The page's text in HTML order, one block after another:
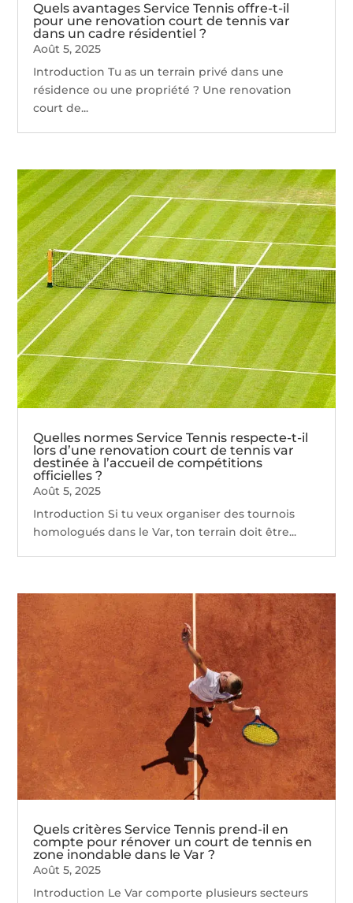
Quels avantages Service Tennis offre-t-il
pour une renovation court de tennis var
dans un cadre résidentiel ?
Août 5, 2025
Introduction Tu as un terrain privé dans une
résidence ou une propriété ? Une renovation
court de...
Quelles normes Service Tennis respecte-t-il
lors d’une renovation court de tennis var
destinée à l’accueil de compétitions
officielles ?
Août 5, 2025
Introduction Si tu veux organiser des tournois
homologués dans le Var, ton terrain doit être...
Quels critères Service Tennis prend-il en
compte pour rénover un court de tennis en
zone inondable dans le Var ?
Août 5, 2025
Introduction Le Var comporte plusieurs secteurs